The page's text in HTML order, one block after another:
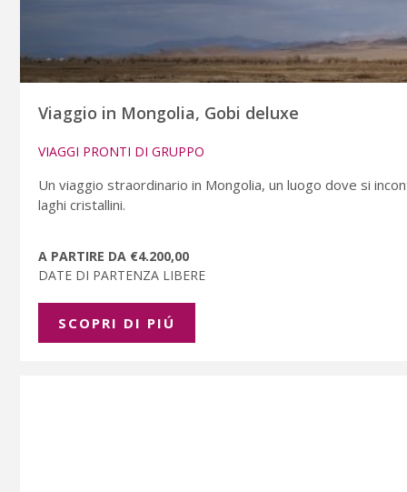
Viaggio in Mongolia, Gobi deluxe
VIAGGI PRONTI DI GRUPPO
Un viaggio straordinario in Mongolia, un luogo dove si
laghi cristallini.
A PARTIRE DA €4.200,00
DATE DI PARTENZA LIBERE
SCOPRI DI PIÚ